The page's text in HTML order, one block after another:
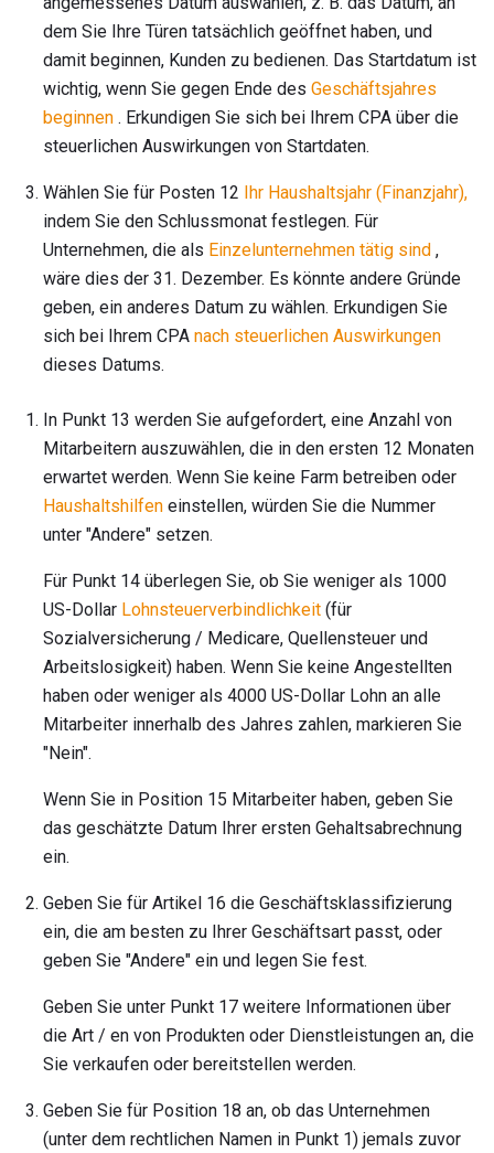
dem Sie Ihre Türen tatsächlich geöffnet haben, und
damit beginnen, Kunden zu bedienen. Das Startdatum ist
wichtig, wenn Sie gegen Ende des Geschäftsjahres
beginnen . Erkundigen Sie sich bei Ihrem CPA über die
steuerlichen Auswirkungen von Startdaten.
Wählen Sie für Posten 12
Ihr Haushaltsjahr (Finanzjahr),
indem Sie den Schlussmonat festlegen. Für
Unternehmen, die als Einzelunternehmen tätig sind ,
wäre dies der 31. Dezember. Es könnte andere Gründe
geben, ein anderes Datum zu wählen. Erkundigen Sie
sich bei Ihrem CPA nach steuerlichen Auswirkungen
dieses Datums.
In Punkt 13 werden Sie aufgefordert, eine Anzahl von
Mitarbeitern auszuwählen, die in den ersten 12 Monaten
erwartet werden. Wenn Sie keine Farm betreiben oder
Haushaltshilfen einstellen, würden Sie die Nummer
unter "Andere" setzen.
Für Punkt 14 überlegen Sie, ob Sie weniger als 1000
US-Dollar Lohnsteuerverbindlichkeit (für
Sozialversicherung / Medicare, Quellensteuer und
Arbeitslosigkeit) haben. Wenn Sie keine Angestellten
haben oder weniger als 4000 US-Dollar Lohn an alle
Mitarbeiter innerhalb des Jahres zahlen, markieren Sie
"Nein".
Wenn Sie in Position 15 Mitarbeiter haben, geben Sie
das geschätzte Datum Ihrer ersten Gehaltsabrechnung
ein.
Geben Sie für Artikel 16 die Geschäftsklassifizierung
ein, die am besten zu Ihrer Geschäftsart passt, oder
geben Sie "Andere" ein und legen Sie fest.
Geben Sie unter Punkt 17 weitere Informationen über
die Art / en von Produkten oder Dienstleistungen an, die
Sie verkaufen oder bereitstellen werden.
Geben Sie für Position 18 an, ob das Unternehmen
(unter dem rechtlichen Namen in Punkt 1) jemals zuvor